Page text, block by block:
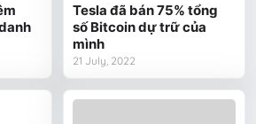
Tesla đã bán 75% tổng
số Bitcoin dự trữ của
mình
21 July, 2022